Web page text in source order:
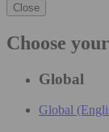
Close
Choose
Global
Global